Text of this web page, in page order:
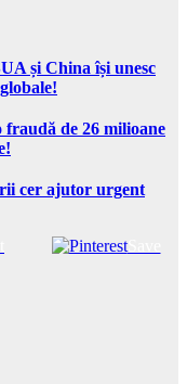
și China își unesc
fraudă de 26 milioane
cer ajutor urgent
Save